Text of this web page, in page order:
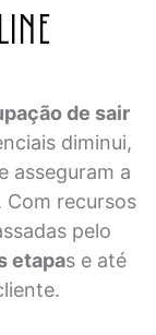
de sair
diminui,
asseguram a
Com recursos
pelo
etapas e até